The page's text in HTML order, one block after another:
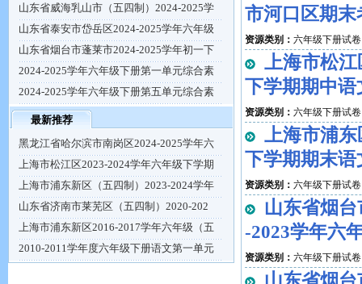
山东省威海乳山市（五四制）2024-2025学
山东省泰安市岱岳区2024-2025学年六年级
山东省烟台市蓬莱市2024-2025学年初一下
2024-2025学年六年级下册第一单元综合素
2024-2025学年六年级下册第五单元综合素
最新推荐
黑龙江省哈尔滨市南岗区2024-2025学年六
上海市松江区2023-2024学年六年级下学期
上海市浦东新区（五四制）2023-2024学年
山东省济南市莱芜区（五四制）2020-202
上海市浦东新区2016-2017学年六年级（五
2010-2011学年度六年级下册语文第一单元
市河口区期
资源类别： 六年级下册试卷
上海市松江
下学期期中语
资源类别： 六年级下册试卷
上海市浦东
下学期期末语
资源类别： 六年级下册试卷
山东省烟
-2023学年六
资源类别： 六年级下册试卷